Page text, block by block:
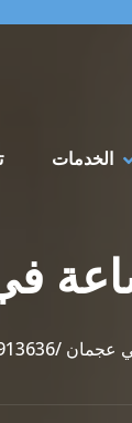
الخدمات
خصم30%